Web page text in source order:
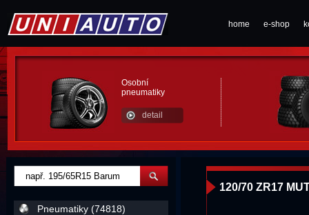
home e-shop
Osobní
pneumatiky
detail
120/70 ZR17
Pneumatiky (74818)